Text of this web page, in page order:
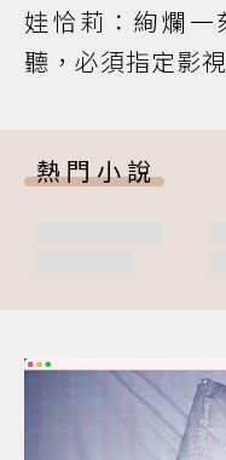
娃恰莉：絢爛
聽，必須指定影
熱門小說